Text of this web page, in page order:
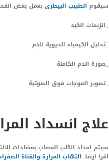
سيقوم الطبيب البيطرى بعمل بعض
_انزيمات الكبد
_تحليل الكيمياء الحيوية للدم
_صورة الدم الكاملة
_تصوير الموجات فوق الصوتية
علاج انسداد
اقرا ايضا: التهاب المرارة والقناة